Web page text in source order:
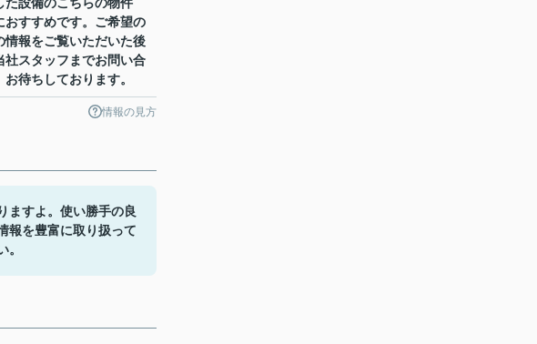
た設備のこちらの物件
おすすめです。ご希望の
情報をご覧いただいた後
社スタッフまでお問い合
待ちしております。
情報の見方
ますよ。使い勝手の良
報を豊富に取り扱って
。